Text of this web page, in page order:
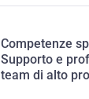
Competenze
Supporto e
team di alto